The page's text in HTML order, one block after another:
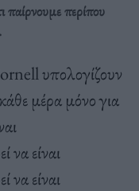
παίρνουμε περίπου
υπολογίζουν
μέρα μόνο για
να είναι
να είναι